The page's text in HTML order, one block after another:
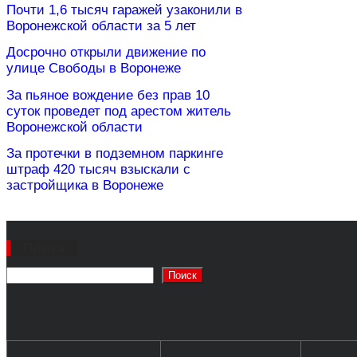
Почти 1,6 тысяч гаражей узаконили в
Воронежской области за 5 лет
Досрочно открыли движение по
улице Свободы в Воронеже
За пьяное вождение без прав 10
суток проведет под арестом житель
Воронежской области
За протечки в подземном паркинге
штраф 420 тысяч взыскали с
застройщика в Воронеже
Поиск